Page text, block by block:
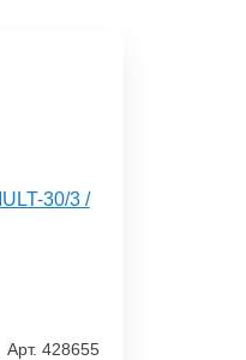
Арт. 428655